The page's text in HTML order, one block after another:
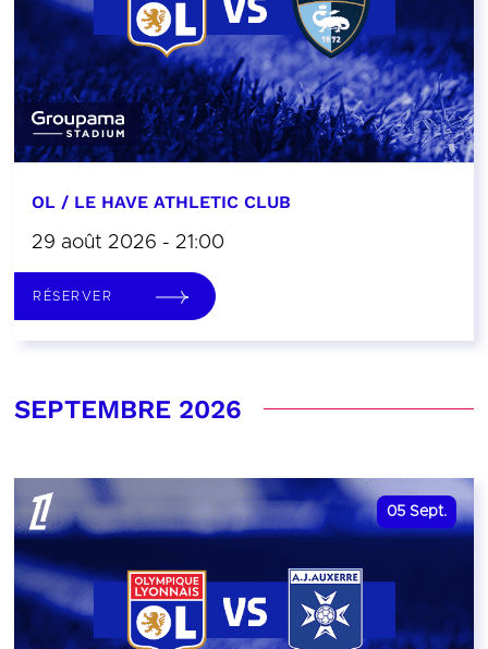
OL / LE HAVE ATHLETIC CLUB
29 août 2026 - 21:00
RÉSERVER
SEPTEMBRE 2026
05 Sept.